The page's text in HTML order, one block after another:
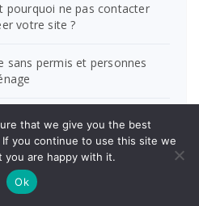
pourquoi ne pas contacter
votre site ?
sans permis et personnes
pas contacter une agence
?
ne pas contacter une
site ?
that we give you the best
you continue to use this site we
you are happy with it.
Ok